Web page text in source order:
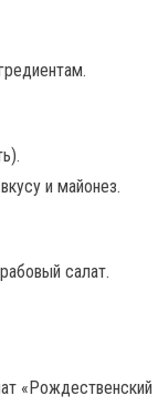
и майонез.
салат.
«Рождественский